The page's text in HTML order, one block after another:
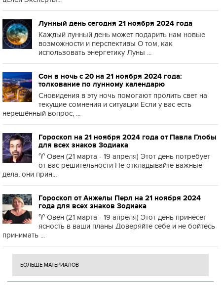
Лунный день сегодня 21 ноября 2024 года
Каждый лунный день может подарить нам новые
возможности и перспективы О том, как
использовать энергетику Луны ...
Сон в ночь с 20 на 21 ноября 2024 года:
толкование по лунному календарю
Сновидения в эту ночь помогают пролить свет на
текущие сомнения и ситуации Если у вас есть
нерешённый вопрос, ...
Гороскоп на 21 ноября 2024 года от Павла Глобы
для всех знаков Зодиака
♈️ Овен (21 марта - 19 апреля) Этот день потребует
от вас решительности Не откладывайте важные
дела, они прин...
Гороскоп от Анжелы Перл на 21 ноября 2024
года для всех знаков Зодиака
♈️ Овен (21 марта - 19 апреля) Этот день принесет
ясность в ваши планы Доверяйте себе и не бойтесь
принимать ...
БОЛЬШЕ МАТЕРИАЛОВ